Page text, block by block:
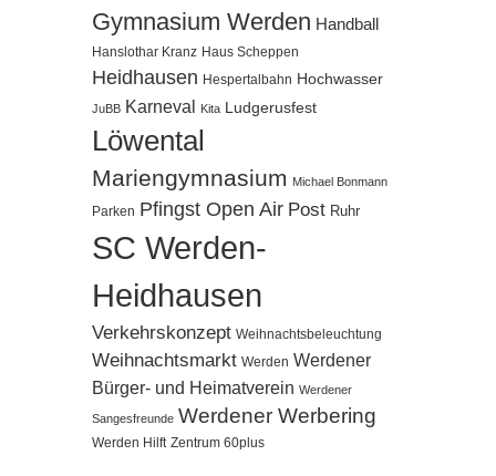
Gymnasium Werden Handball
Hanslothar Kranz Haus Scheppen
Heidhausen Hespertalbahn Hochwasser
JuBB Karneval Kita Ludgerusfest
Löwental
Mariengymnasium Michael Bonmann
Parken Pfingst Open Air Post Ruhr
SC Werden-
Heidhausen
Verkehrskonzept Weihnachtsbeleuchtung
Weihnachtsmarkt Werden Werdener
Bürger- und Heimatverein Werdener
Sangesfreunde Werdener Werbering
Werden Hilft Zentrum 60plus